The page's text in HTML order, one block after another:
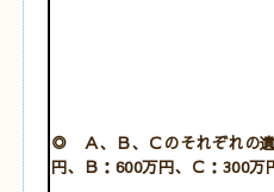
◎ Ａ、Ｂ、Ｃのそれぞれの
円、Ｂ：600万円、Ｃ：300万